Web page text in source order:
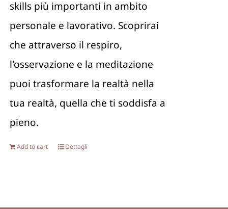
skills più importanti in ambito
personale e lavorativo. Scoprirai
che attraverso il respiro,
l'osservazione e la meditazione
puoi trasformare la realtà nella
tua realtà, quella che ti soddisfa a
pieno.
Add to cart Dettagli